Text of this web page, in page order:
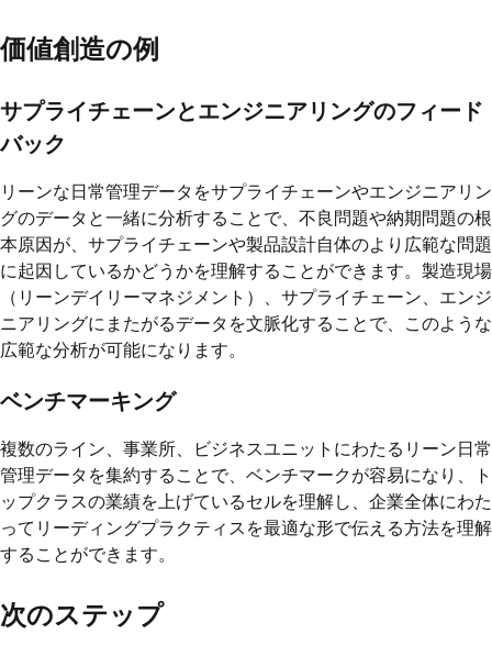
価値創造の例
サプライチェーンとエンジニアリングのフィード
バック
リーンな日常管理データをサプライチェーンやエンジニアリン
グのデータと一緒に分析することで、不良問題や納期問題の根
本原因が、サプライチェーンや製品設計自体のより広範な問題
に起因しているかどうかを理解することができます。製造現場
（リーンデイリーマネジメント）、サプライチェーン、エンジ
ニアリングにまたがるデータを文脈化することで、このような
広範な分析が可能になります。
ベンチマーキング
複数のライン、事業所、ビジネスユニットにわたるリーン日常
管理データを集約することで、ベンチマークが容易になり、ト
ップクラスの業績を上げているセルを理解し、企業全体にわた
ってリーディングプラクティスを最適な形で伝える方法を理解
することができます。
次のステップ